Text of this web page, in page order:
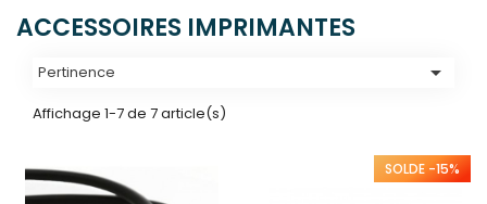
ACCESSOIRES IMPRIMANTES
Pertinence 
Affichage 1-7 de 7 article(s)
SOLDE -15%